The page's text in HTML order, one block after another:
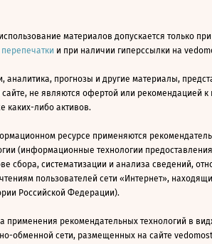
материалов допускается только
и при наличии гиперссылки на
аналитика, прогнозы и другие материалы,
не являются офертой или рекомендацией к
каких-либо активов.
ресурсе применяются
(информационные технологии
сбора, систематизации и анализа сведений,
пользователей сети «Интернет»,
Российской Федерации).
применения рекомендательных технологий в
обменной сети, размещенных на сайте